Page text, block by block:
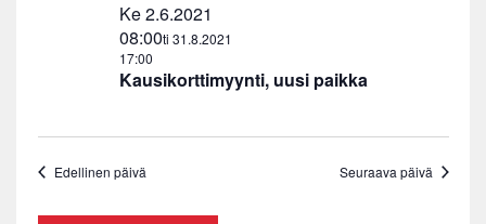
Kausikorttimyynti, uusi paikka
Ke 2.6.2021
08:00ti 31.8.2021
17:00
Edellinen päivä Seuraava päivä